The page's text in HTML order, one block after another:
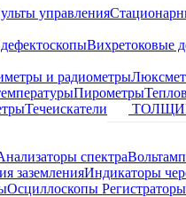
управления
Вихретоковые
и радиометры
Пирометры
Течеискатели
спектра
заземленияИндикаторы
Осциллоскопы Регистраторы